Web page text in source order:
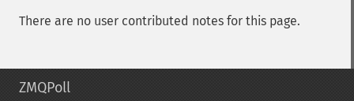
There are no user contributed notes for this page.
ZMQPoll